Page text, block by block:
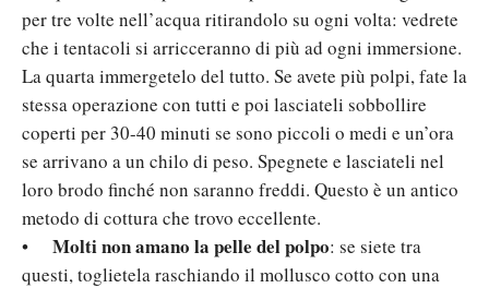
per tre volte nell’acqua ritirandolo su ogni volta: vedrete
che i tentacoli si arricceranno di più ad ogni immersione.
La quarta immergetelo del tutto. Se avete più polpi, fate la
stessa operazione con tutti e poi lasciateli sobbollire
coperti per 30-40 minuti se sono piccoli o medi e un’ora
se arrivano a un chilo di peso. Spegnete e lasciateli nel
loro brodo finché non saranno freddi. Questo è un antico
metodo di cottura che trovo eccellente.
•
Molti non amano la pelle del polpo: se siete tra
questi, toglietela raschiando il mollusco cotto con una